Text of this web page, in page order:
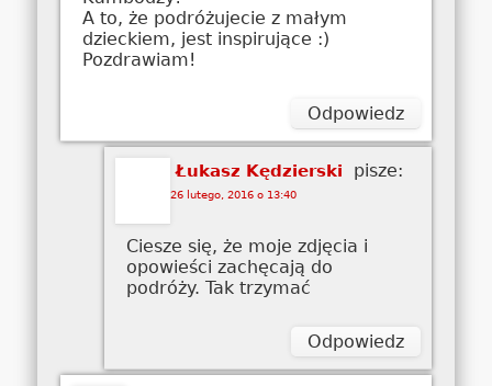
A to, że podróżujecie z małym
dzieckiem, jest inspirujące :)
Pozdrawiam!
Odpowiedz
Łukasz Kędzierski pisze:
26 lutego, 2016 o 13:40
Ciesze się, że moje zdjęcia i
opowieści zachęcają do
podróży. Tak trzymać
Odpowiedz